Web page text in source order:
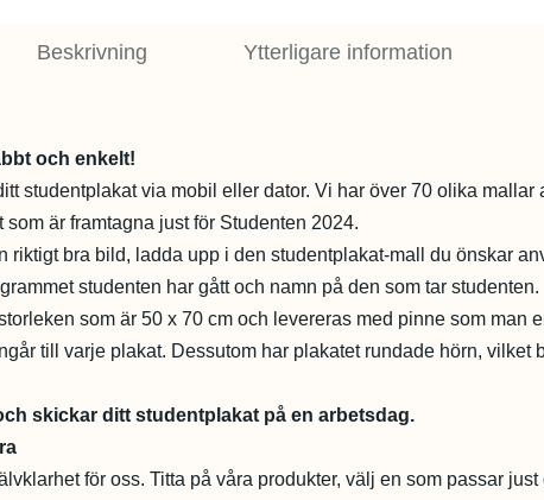
Beskrivning Ytterligare information
och enkelt!
studentplakat via mobil eller dator. Vi har över 70 olika
är framtagna just för Studenten 2024.
riktigt bra bild, ladda upp i den studentplakat-mall du önskar
studenten har gått och namn på den som tar studenten.
som är 50 x 70 cm och levereras med pinne som man
till varje plakat. Dessutom har plakatet rundade hörn, vilket
skickar ditt studentplakat på en arbetsdag.
för oss. Titta på våra produkter, välj en som passar